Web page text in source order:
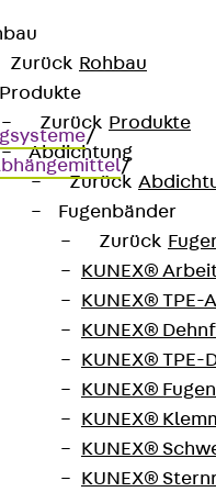
Zurück Rohbau
Produkte
Zurück Produkte
Abdichtung
Zurück
Fugenbänder
Zurück
KUNEX®
KUNEX®
KUNEX®
KUNEX®
KUNEX®
KUNEX®
KUNEX®
KUNEX®
/
/
Haken für